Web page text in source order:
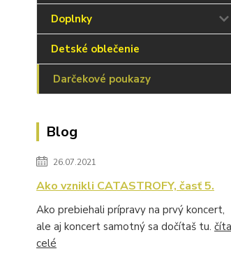
Doplnky
Detské oblečenie
Darčekové poukazy
Blog
26.07.2021
Ako vznikli CATASTROFY, časť 5.
Ako prebiehali prípravy na prvý koncert,
ale aj koncert samotný sa dočítaš tu.
celé